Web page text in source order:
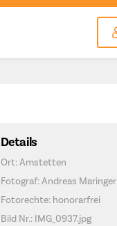
Details
Ort: Amstetten
Fotograf: Andreas Maringer
Fotorechte: honorarfrei
Bild Nr.: IMG_0937.jpg